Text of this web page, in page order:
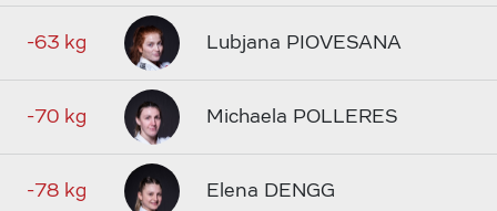
-63 kg Lubjana PIOVESANA
-70 kg Michaela POLLERES
-78 kg Elena DENGG